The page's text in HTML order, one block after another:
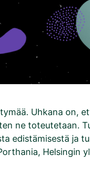
Uhkana on,
ne toteutetaan.
edistämisestä ja
Helsingin